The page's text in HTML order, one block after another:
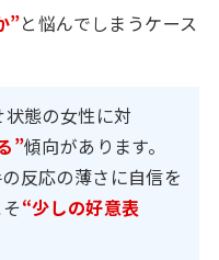
”と悩んでしまうケース
状態の女性に対
”傾向があります。
反応の薄さに自信を
“少しの好意表